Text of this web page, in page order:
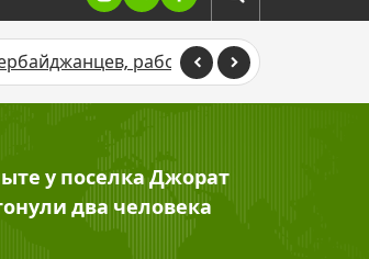
работающих за рубежом Жители
у поселка Джорат
два человека